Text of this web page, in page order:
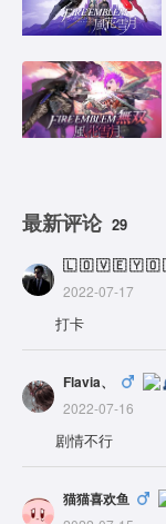
最新评论 29
🇱 🇴 🇻 🇪 🇾 🇴
2022-07-17
打卡
Flavia、
2022-07-16
剧情不行
猫猫喜欢鱼